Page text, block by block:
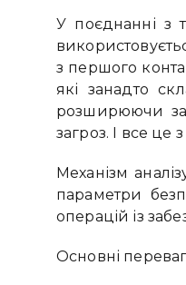
У поєднанні з
з першого
які занадто
розширюючи
загроз. І все це
Механізм
параметри
операцій із
Основні